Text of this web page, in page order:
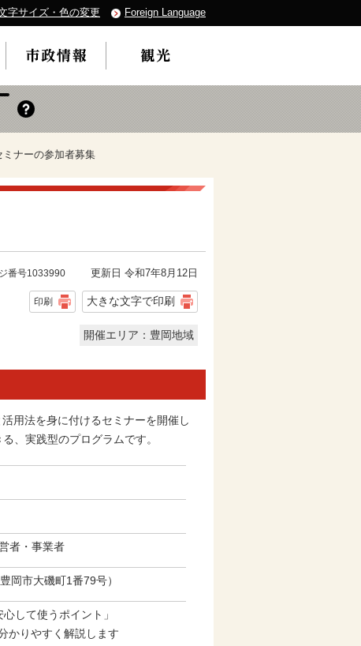
字サイズ・色の変更 Foreign Language
ナーの参加者募集
番号1033990 更新日 令和7年8月12日
印刷 大きな文字で印刷
開催エリア：豊岡地域
用法を身に付けるセミナーを開催し
、実践型のプログラムです。
者・事業者
岡市大磯町1番79号）
して使うポイント」
かりやすく解説します